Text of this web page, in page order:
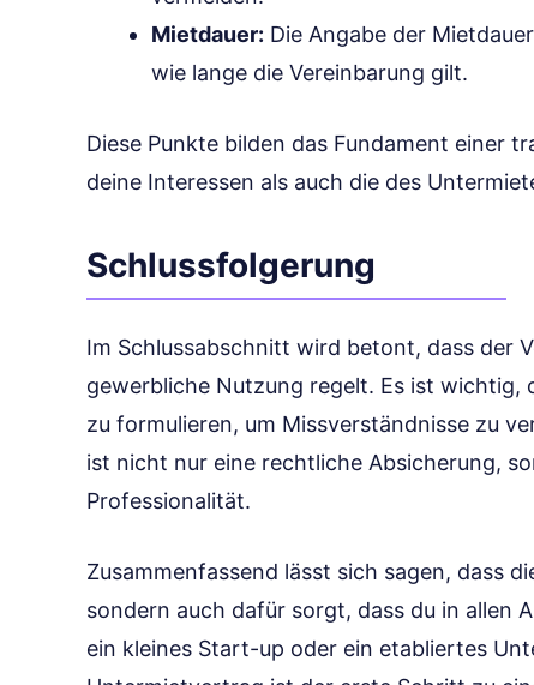
Mietdauer: Die Angabe der
wie lange die Vereinbarung gilt.
Diese Punkte bilden das Fundament einer
deine Interessen als auch die des
Schlussfolgerung
Im Schlussabschnitt wird betont, dass der
gewerbliche Nutzung regelt. Es ist
zu formulieren, um Missverständnisse zu
ist nicht nur eine rechtliche Absicherung,
Professionalität.
Zusammenfassend lässt sich sagen, dass
sondern auch dafür sorgt, dass du in allen
ein kleines Start-up oder ein etabliertes